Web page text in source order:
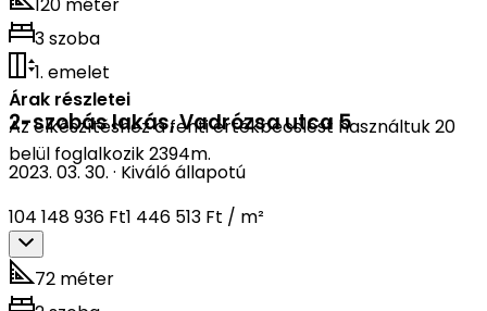
120 méter
3 szoba
1. emelet
Árak részletei
Az elkészítéshez a fenti értékbecslést használtuk 20
belül foglalkozik 2394m.
2-szobás lakás,Vadrózsa utca 5
2023. 03. 30. · Kiváló állapotú
104 148 936 Ft1 446 513 Ft / m²
72 méter